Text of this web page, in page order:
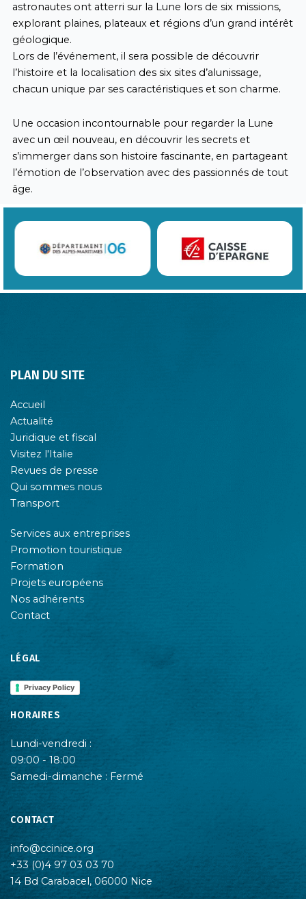
astronautes ont atterri sur la Lune lors de six missions,
explorant plaines, plateaux et régions d’un grand intérêt
géologique.
Lors de l’événement, il sera possible de découvrir
l’histoire et la localisation des six sites d’alunissage,
chacun unique par ses caractéristiques et son charme.
Une occasion incontournable pour regarder la Lune
avec un œil nouveau, en découvrir les secrets et
s’immerger dans son histoire fascinante, en partageant
l’émotion de l’observation avec des passionnés de tout
âge.
PLAN DU SITE
Accueil
Actualité
Juridique et fiscal
Visitez l'Italie
Revues de presse
Qui sommes nous
Transport
Services aux entreprises
Promotion touristique
Formation
Projets européens
Nos adhérents
Contact
LÉGAL
Privacy Policy
HORAIRES
Lundi-vendredi :
09:00 - 18:00
Samedi-dimanche : Fermé
CONTACT
info@ccinice.org
+33 (0)4 97 03 03 70
14 Bd Carabacel, 06000 Nice